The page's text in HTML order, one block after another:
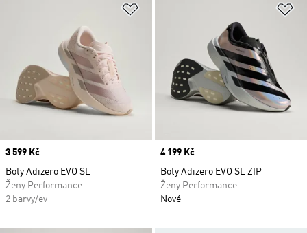
Price
3 599 Kč
Boty Adizero EVO SL
Ženy Performance
2 barvy/ev
Price
4 199 Kč
Boty Adizero EVO SL ZIP
Ženy Performance
Nové